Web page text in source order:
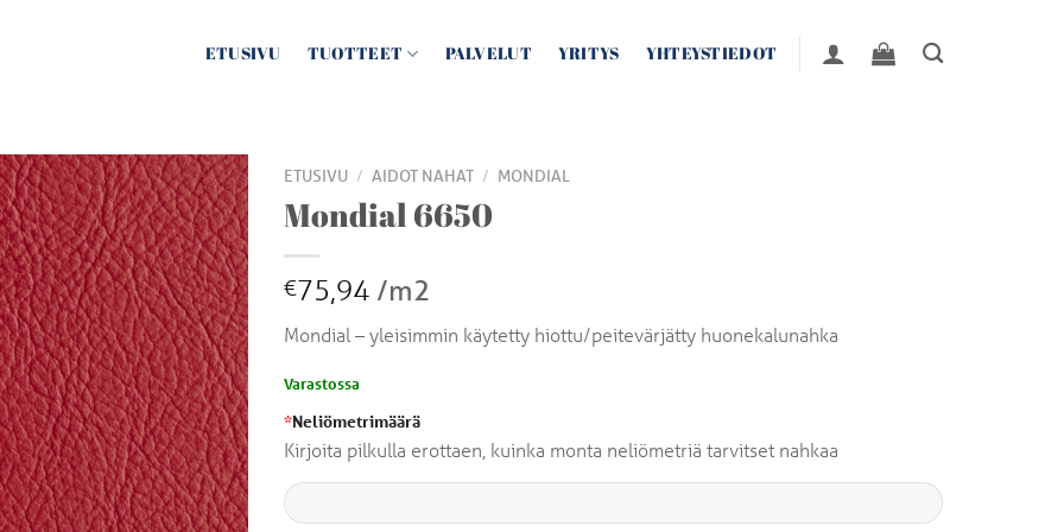
ETUSIVU TUOTTEET PALVELUT YRITYS YHTEYSTIEDOT
ETUSIVU / AIDOT NAHAT / MONDIAL
Mondial 6650
€75,94 /m2
Mondial – yleisimmin käytetty hiottu/peitevärjätty huonekalunahka
Varastossa
*Neliömetrimäärä
Kirjoita pilkulla erottaen, kuinka monta neliömetriä tarvitset nahkaa